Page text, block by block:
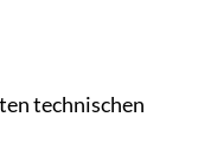
technischen